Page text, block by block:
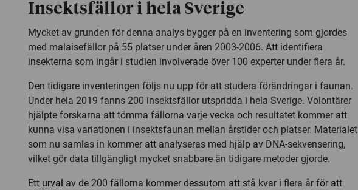
Insektsfällor i hela Sverige
Mycket av grunden för denna analys bygger på en inventering som gjordes
med malaisefällor på 55 platser under åren 2003-2006. Att identifiera
insekterna som ingår i studien involverade över 100 experter under flera år.
Den tidigare inventeringen följs nu upp för att studera förändringar i faunan.
Under hela 2019 fanns 200 insektsfällor utspridda i hela Sverige. Volontärer
hjälpte forskarna att tömma fällorna varje vecka och resultatet kommer att
kunna visa variationen i insektsfaunan mellan årstider och platser. Materialet
som nu samlas in kommer att analyseras med hjälp av DNA-sekvensering,
vilket gör data tillgängligt mycket snabbare än tidigare metoder gjorde.
Ett urval av de 200 fällorna kommer dessutom att stå kvar i flera år för att